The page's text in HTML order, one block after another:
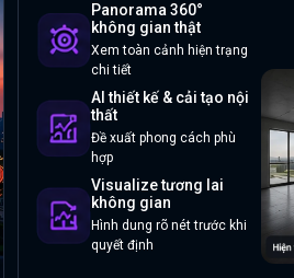
Panorama 360°
không gian thật
Xem toàn cảnh hiện trạng
chi tiết
AI thiết kế & cải tạo nội
thất
Đề xuất phong cách phù
hợp
Visualize tương lai
không gian
Hình dung rõ nét trước khi
quyết định